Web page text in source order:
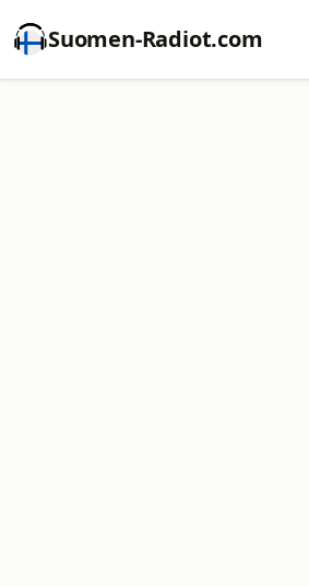
Suomen-Radiot.com